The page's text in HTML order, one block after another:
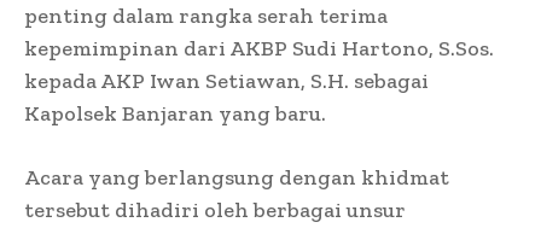
penting dalam rangka serah terima
kepemimpinan dari AKBP Sudi Hartono, S.Sos.
kepada AKP Iwan Setiawan, S.H. sebagai
Kapolsek Banjaran yang baru.
Acara yang berlangsung dengan khidmat
tersebut dihadiri oleh berbagai unsur